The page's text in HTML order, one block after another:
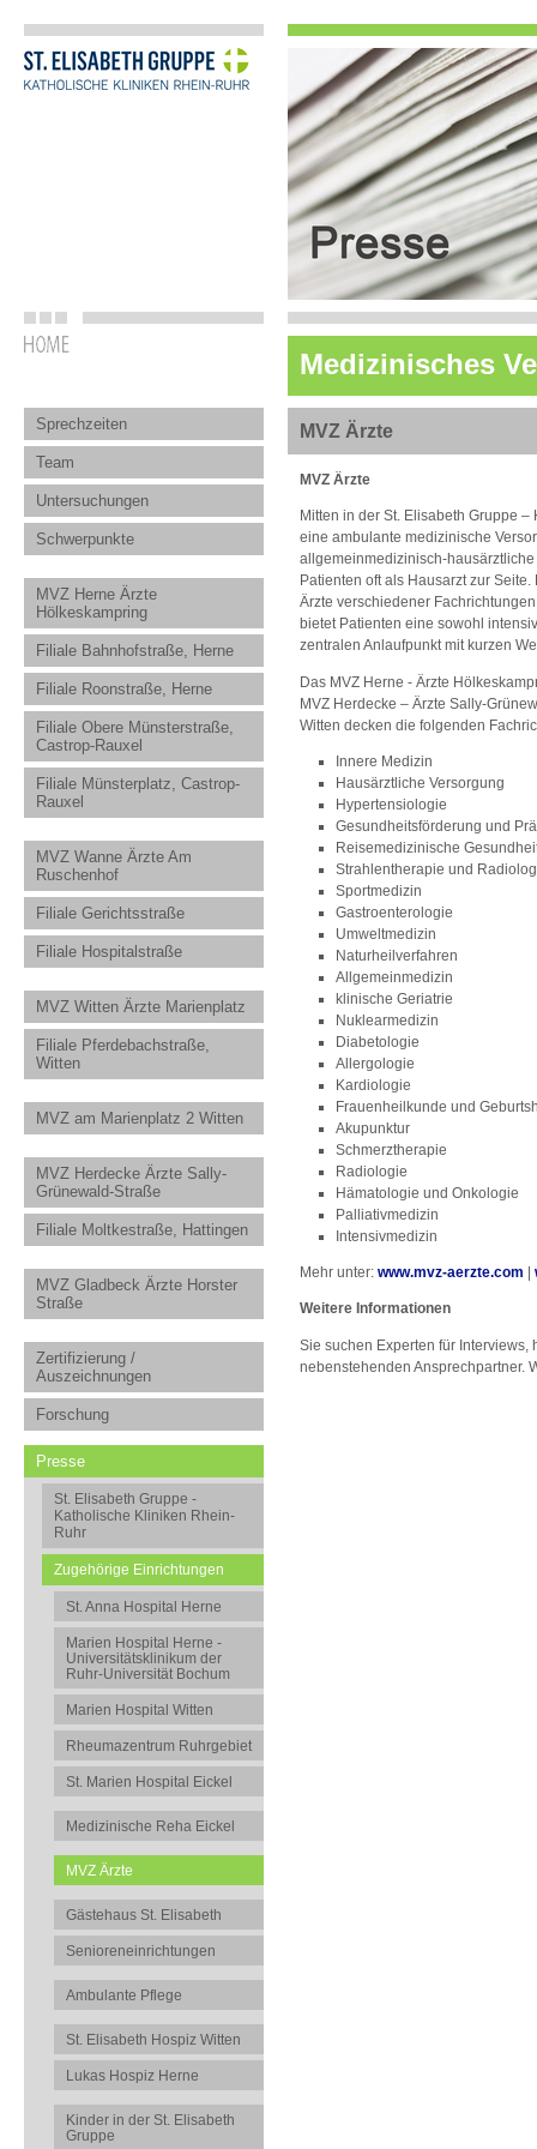
Medizinisches
Sprechzeiten
Team
Untersuchungen
Schwerpunkte
MVZ Herne Ärzte
Hölkeskampring
Filiale Bahnhofstraße, Herne
Filiale Roonstraße, Herne
Filiale Obere Münsterstraße,
Castrop-Rauxel
Filiale Münsterplatz, Castrop-
Rauxel
MVZ Wanne Ärzte Am
Ruschenhof
Filiale Gerichtsstraße
Filiale Hospitalstraße
MVZ Witten Ärzte Marienplatz
Filiale Pferdebachstraße,
Witten
MVZ am Marienplatz 2 Witten
MVZ Herdecke Ärzte Sally-
Grünewald-Straße
Filiale Moltkestraße, Hattingen
MVZ Gladbeck Ärzte Horster
Straße
Zertifizierung /
Auszeichnungen
Forschung
Presse
St. Elisabeth Gruppe -
Katholische Kliniken Rhein-
Ruhr
Zugehörige Einrichtungen
St. Anna Hospital Herne
Marien Hospital Herne -
Universitätsklinikum der
Ruhr-Universität Bochum
Marien Hospital Witten
Rheumazentrum Ruhrgebiet
St. Marien Hospital Eickel
Medizinische Reha Eickel
MVZ Ärzte
Gästehaus St. Elisabeth
Senioreneinrichtungen
Ambulante Pflege
St. Elisabeth Hospiz Witten
Lukas Hospiz Herne
Kinder in der St. Elisabeth
Gruppe
MVZ Ärzte
MVZ Ärzte
Mitten in der St. Elisabeth Gruppe
eine ambulante medizinische
allgemeinmedizinisch-
Patienten oft als Hausarzt zur
Ärzte verschiedener
bietet Patienten eine sowohl
zentralen Anlaufpunkt mit kurzen
Das MVZ Herne - Ärzte
MVZ Herdecke – Ärzte Sally-
Witten decken die folgenden
Innere Medizin
Hausärztliche Versorgung
Hypertensiologie
Gesundheitsförderung und
Reisemedizinische
Strahlentherapie und
Sportmedizin
Gastroenterologie
Umweltmedizin
Naturheilverfahren
Allgemeinmedizin
klinische Geriatrie
Nuklearmedizin
Diabetologie
Allergologie
Kardiologie
Frauenheilkunde und
Akupunktur
Schmerztherapie
Radiologie
Hämatologie und Onkologie
Palliativmedizin
Intensivmedizin
Mehr unter: www.mvz-aerzte.com
Weitere Informationen
Sie suchen Experten für
nebenstehenden Ansprechpartner.